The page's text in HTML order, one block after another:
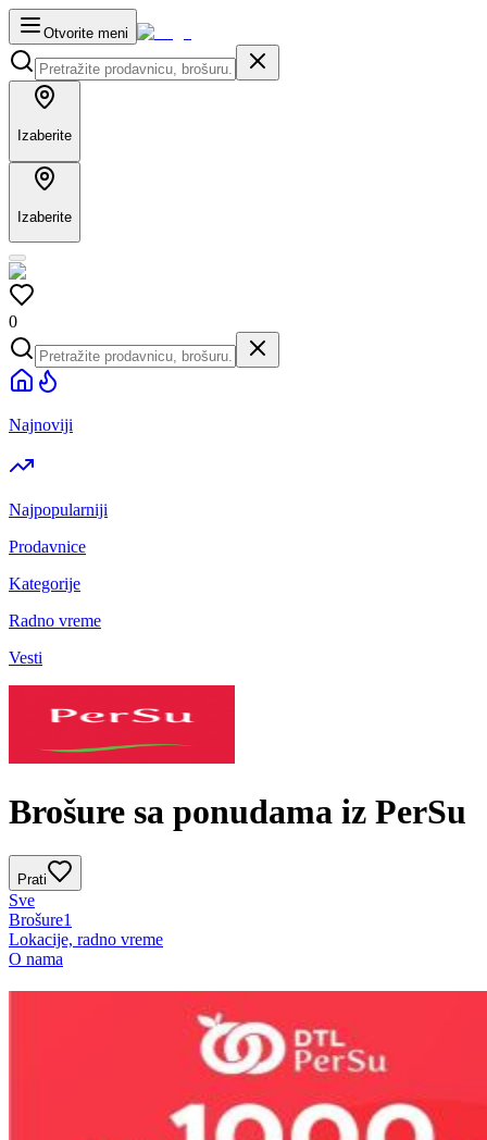
Otvorite meni
Izaberite
Izaberite
0
Najnoviji
Najpopularniji
Prodavnice
Kategorije
Radno vreme
Vesti
Brošure sa ponudama iz PerSu
Prati
Sve
Brošure1
Lokacije, radno vreme
O nama